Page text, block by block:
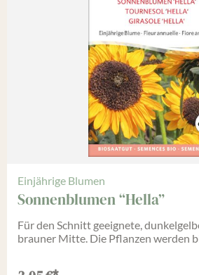
Einjährige Blumen
Sonnenblumen “Hella”
Für den Schnitt geeignete,
brauner Mitte. Die Pflanzen werden